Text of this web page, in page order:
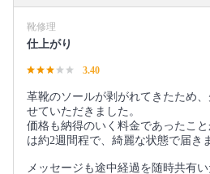
靴修理
仕上がり
3.40
革靴のソールが剥がれてきたため
せていただきました。
価格も納得のいく料金であったこ
は約2週間程で、綺麗な状態で届き
メッセージも途中経過を随時共有